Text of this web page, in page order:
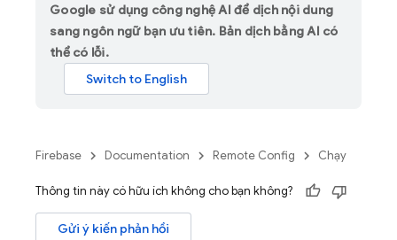
Google sử dụng công nghệ AI để dịch nội dung
sang ngôn ngữ bạn ưu tiên. Bản dịch bằng AI có
thể có lỗi.
Firebase Documentation Remote Config Chạy
Thông tin này có hữu ích không cho bạn không?
Gửi ý kiến phản hồi